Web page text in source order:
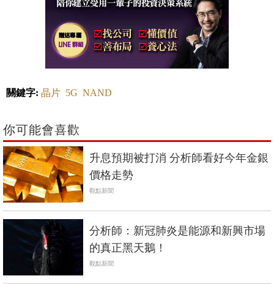
關鍵字: 晶片 5G NAND
你可能會喜歡
升息預期被打消 分析師看好今年金銀
價格走勢
觀點新聞
分析師：新冠肺炎是能源和新興市場
的真正黑天鵝！
觀點新聞